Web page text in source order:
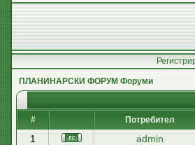
ПЛАНИНАРСКИ ФОРУМ Форуми
# Потребител
1
admin